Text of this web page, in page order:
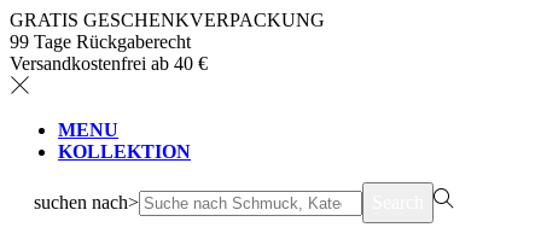
GRATIS GESCHENKVERPACKUNG
99 Tage Rückgaberecht
Versandkostenfrei ab 40 €
MENU
KOLLEKTION
suchen nach>